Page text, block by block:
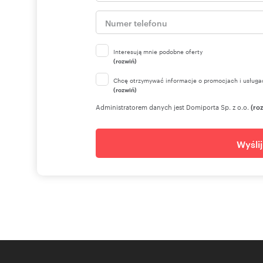
Interesują mnie podobne oferty
(rozwiń)
Chcę otrzymywać informacje o promocjach i
(rozwiń)
Administratorem danych jest Domiporta Sp. z o.o.